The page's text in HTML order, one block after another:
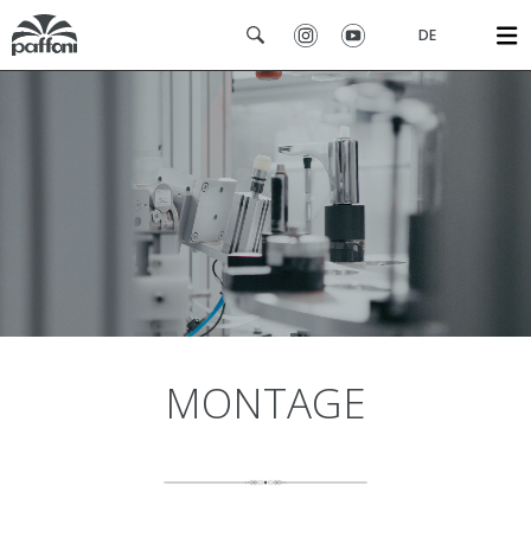
DE
MONTAGE